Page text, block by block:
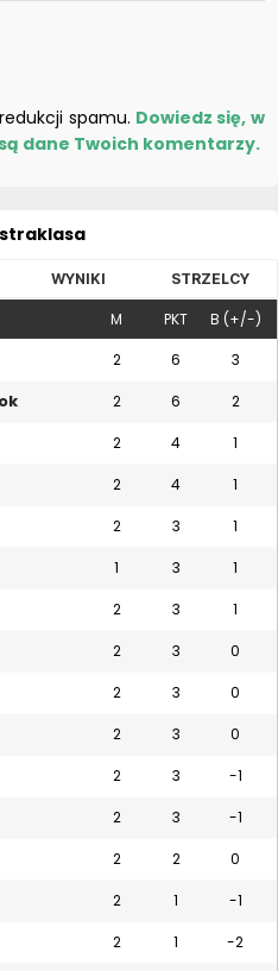
spamu. Dowiedz się, w
dane Twoich komentarzy.
WYNIKI STRZELCY
M PKT B (+/-)
2 6 3
2 6 2
2 4 1
2 4 1
2 3 1
1 3 1
2 3 1
2 3 0
2 3 0
2 3 0
2 3 -1
2 3 -1
2 2 0
2 1 -1
2 1 -2